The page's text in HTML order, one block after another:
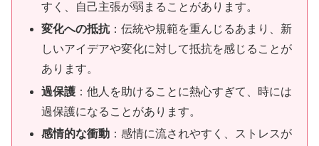
すく、自己主張が弱まることがあります。
変化への抵抗：伝統や規範を重んじるあまり、新
しいアイデアや変化に対して抵抗を感じることが
あります。
過保護 ：他人を助けることに熱心すぎて、時には
過保護になることがあります。
感情的な衝動 ：感情に流されやすく、ストレスが